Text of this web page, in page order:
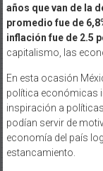
años que van de la
promedio fue de
inflación fue de 2.5
capitalismo, las
En esta ocasión
política económicas
inspiración a
podían servir de
economía del país
estancamiento.